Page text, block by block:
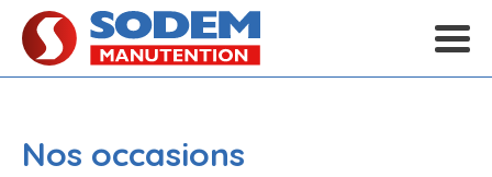
Nos occasions